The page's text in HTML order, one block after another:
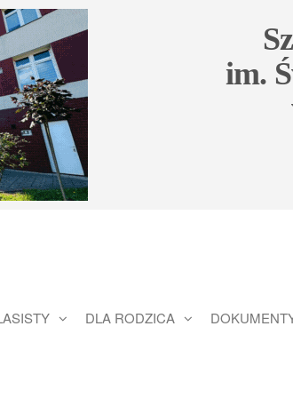
im.
DLA RODZICA